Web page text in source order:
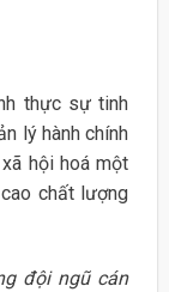
thực sự tinh
lý hành chính
hội hoá một
chất lượng
đội ngũ cán